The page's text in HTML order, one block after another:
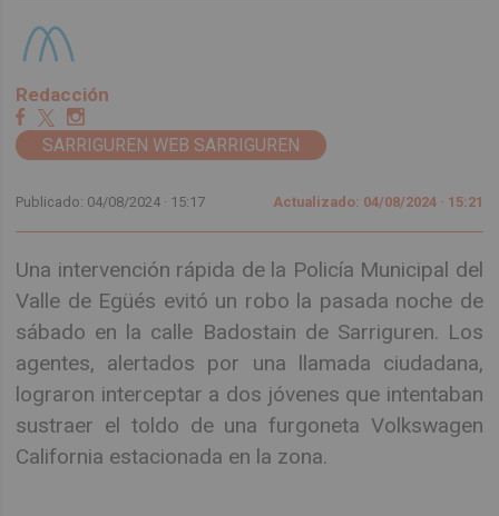
Redacción
SARRIGUREN WEB SARRIGUREN
Publicado: 04/08/2024 · 15:17 Actualizado: 04/08/2024 · 15:21
Una intervención rápida de la Policía Municipal del
Valle de Egüés evitó un robo la pasada noche de
sábado en la calle Badostain de Sarriguren. Los
agentes, alertados por una llamada ciudadana,
lograron interceptar a dos jóvenes que intentaban
sustraer el toldo de una furgoneta Volkswagen
California estacionada en la zona.